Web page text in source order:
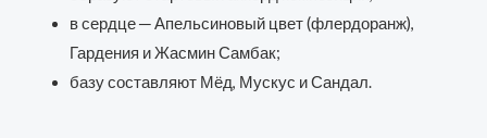
в сердце ─ Апельсиновый цвет (флердоранж),
Гардения и Жасмин Самбак;
базу составляют Мёд, Мускус и Сандал.